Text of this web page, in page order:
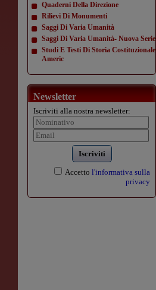
Quaderni Della Direzione
Rilievi Di Monumenti
Saggi Di Varia Umanità
Saggi Di Varia Umanità- Nuova Serie
Studi E Testi Di Storia Costituzionale
Americ
Newsletter
Iscriviti alla nostra newsletter:
Iscriviti
Accetto l'informativa sulla
privacy